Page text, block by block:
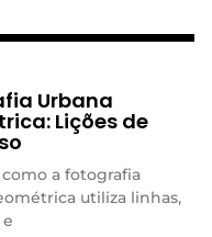
Urbana
Lições de
a fotografia
utiliza linhas,